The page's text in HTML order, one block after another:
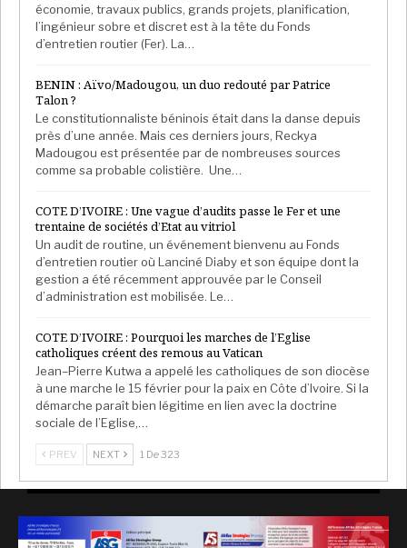
économie, travaux publics, grands projets, planification,
l’ingénieur sobre et discret est à la tête du Fonds
d’entretien routier (Fer). La…
BENIN : Aïvo/Madougou, un duo redouté par Patrice
Talon ?
Le constitutionnaliste béninois était dans la danse depuis
près d’une année. Mais ces derniers jours, Reckya
Madougou est présentée par de nombreuses sources
comme sa probable colistière. Une…
COTE D’IVOIRE : Une vague d’audits passe le Fer et une
trentaine de sociétés d’Etat au vitriol
Un audit de routine, un événement bienvenu au Fonds
d’entretien routier où Lanciné Diaby et son équipe dont la
gestion a été récemment approuvée par le Conseil
d’administration est mobilisée. Le…
COTE D’IVOIRE : Pourquoi les marches de l’Eglise
catholiques créent des remous au Vatican
Jean–Pierre Kutwa a appelé les catholiques de son diocèse
à une marche le 15 février pour la paix en Côte d’Ivoire. Si la
démarche paraît bien légitime en lien avec la doctrine
sociale de l’Eglise,…
PREV NEXT 1 De 323